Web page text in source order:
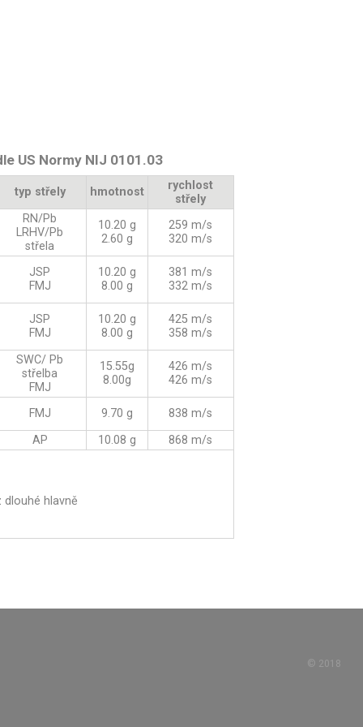
US Normy NIJ 0101.03
typ střely hmotnost
rychlost
střely
RN/Pb
LRHV/Pb
střela
10.20 g
2.60 g
259 m/s
320 m/s
JSP
FMJ
10.20 g
8.00 g
381 m/s
332 m/s
JSP
FMJ
10.20 g
8.00 g
425 m/s
358 m/s
SWC/ Pb
střelba
FMJ
15.55g
8.00g
426 m/s
426 m/s
FMJ 9.70 g
838 m/s
AP 10.08 g
868 m/s
dlouhé hlavně
© 2018